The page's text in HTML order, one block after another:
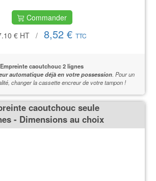
Commander
€ HT/ 8,52 € TTC
Empreinte caoutchouc 2 lignes
automatique déjà en votre possession. Pour un
changer la cassette encreur de votre tampon !
caoutchouc seule
- Dimensions au choix